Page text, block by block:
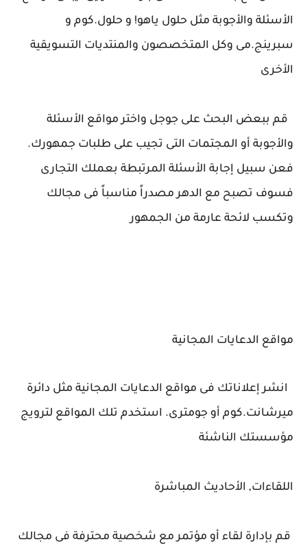
الأسئلة والأجوبة مثل حلول ياهو! و حلول.كوم و
سبرينج.مى وكل المتخصصون والمنتديات التسويقية
الأخرى
قم ببعض البحث على جوجل واختر مواقع الأسئلة
والأجوبة أو المجتمات التى تجيب على طلبات جمهورك.
فعن سبيل إجابة الأسئلة المرتبطة بعملك التجارى
فسوف تصبح مع الدهر مصدراً مناسباً فى مجالك
وتكسب لائحة عارمة من الجمهور
مواقع الدعايات المجانية
انشر إعلاناتك فى مواقع الدعايات المجانية مثل دائرة
ميرشانت.كوم أو جومترى. استخدم تلك المواقع لترويج
مؤسستك الناشئة
اللقاءات, الأحاديث المباشرة
قم بإدارة لقاء أو مؤتمر مع شخصية محترفة فى مجالك